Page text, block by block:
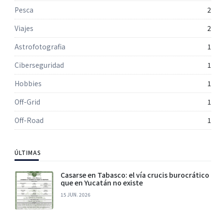
Pesca
2
Viajes
2
Astrofotografia
1
Ciberseguridad
1
Hobbies
1
Off-Grid
1
Off-Road
1
ÚLTIMAS
Casarse en Tabasco: el vía crucis burocrático
que en Yucatán no existe
15 JUN. 2026